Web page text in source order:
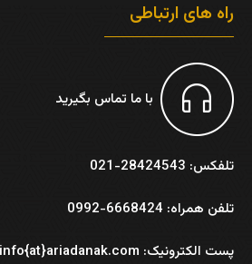
راه های ارتباطی
با ما تماس بگیرید
تلفکس: 28424543-021
تلفن همراه: 6668424-0992
پست الکترونیک: info{at}ariadanak.com